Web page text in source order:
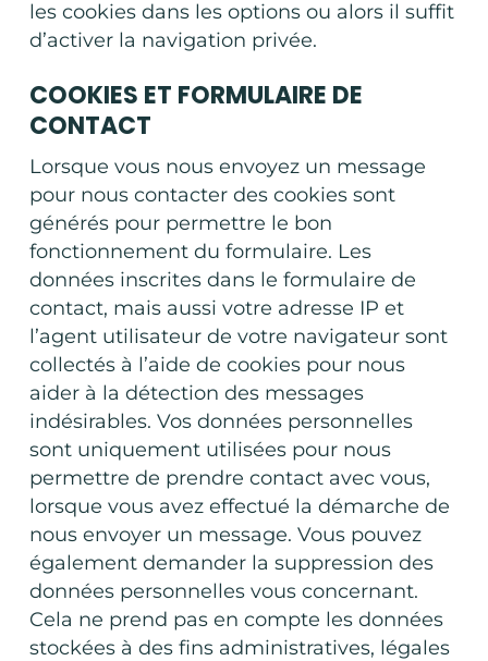
les cookies dans les options ou alors il suffit
d’activer la navigation privée.
COOKIES ET FORMULAIRE DE
CONTACT
Lorsque vous nous envoyez un message
pour nous contacter des cookies sont
générés pour permettre le bon
fonctionnement du formulaire. Les
données inscrites dans le formulaire de
contact, mais aussi votre adresse IP et
l’agent utilisateur de votre navigateur sont
collectés à l’aide de cookies pour nous
aider à la détection des messages
indésirables. Vos données personnelles
sont uniquement utilisées pour nous
permettre de prendre contact avec vous,
lorsque vous avez effectué la démarche de
nous envoyer un message. Vous pouvez
également demander la suppression des
données personnelles vous concernant.
Cela ne prend pas en compte les données
stockées à des fins administratives, légales